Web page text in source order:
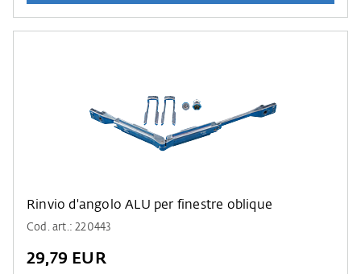
Rinvio d'angolo ALU per finestre oblique
Cod. art.: 220443
29,79 EUR